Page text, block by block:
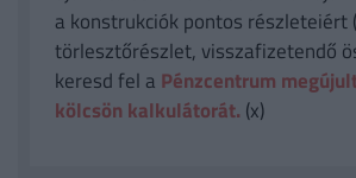
a konstrukciók pontos részleteiért
törlesztőrészlet, visszafizetendő
keresd fel a Pénzcentrum
kölcsön kalkulátorát. (x)